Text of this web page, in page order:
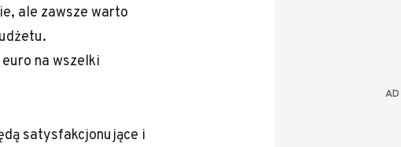
ale zawsze warto
na wszelki
satysfakcjonujące i